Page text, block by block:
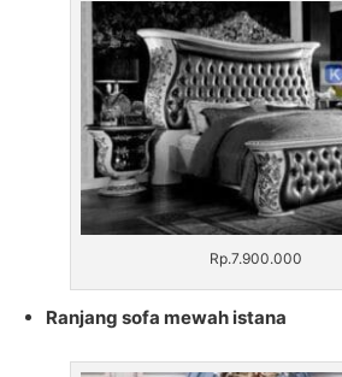
Rp.7.900.000
Ranjang sofa mewah istana